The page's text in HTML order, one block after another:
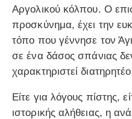
Αργολικού κόλπου. Ο
προσκύνημα, έχει την
τόπο που γέννησε τον
σε ένα δάσος σπάνιας
χαρακτηριστεί
Είτε για λόγους πίστης,
ιστορικής αλήθειας, η